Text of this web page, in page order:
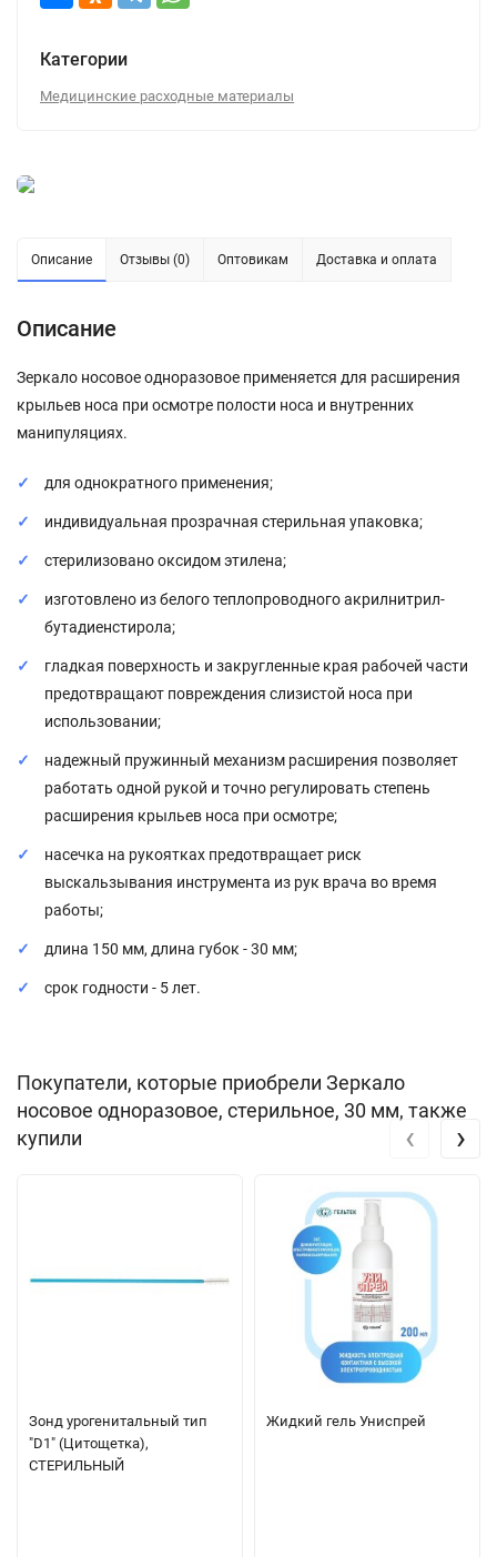
Категории
Медицинские расходные материалы
Описание Отзывы (0) Оптовикам Доставка и оплата
Описание
Зеркало носовое одноразовое применяется для расширения
крыльев носа при осмотре полости носа и внутренних
манипуляциях.
для однократного применения;
индивидуальная прозрачная стерильная упаковка;
cтерилизовано оксидом этилена;
изготовлено из белого теплопроводного акрилнитрил-
бутадиенстирола;
гладкая поверхность и закругленные края рабочей части
предотвращают повреждения слизистой носа при
использовании;
надежный пружинный механизм расширения позволяет
работать одной рукой и точно регулировать степень
расширения крыльев носа при осмотре;
насечка на рукоятках предотвращает риск
выскальзывания инструмента из рук врача во время
работы;
длина 150 мм, длина губок - 30 мм;
срок годности - 5 лет.
Покупатели, которые приобрели Зеркало
носовое одноразовое, стерильное, 30 мм, также
купили
Зонд урогенитальный тип
"D1" (Цитощетка),
СТЕРИЛЬНЫЙ
Жидкий гель Униспрей
‹ ›